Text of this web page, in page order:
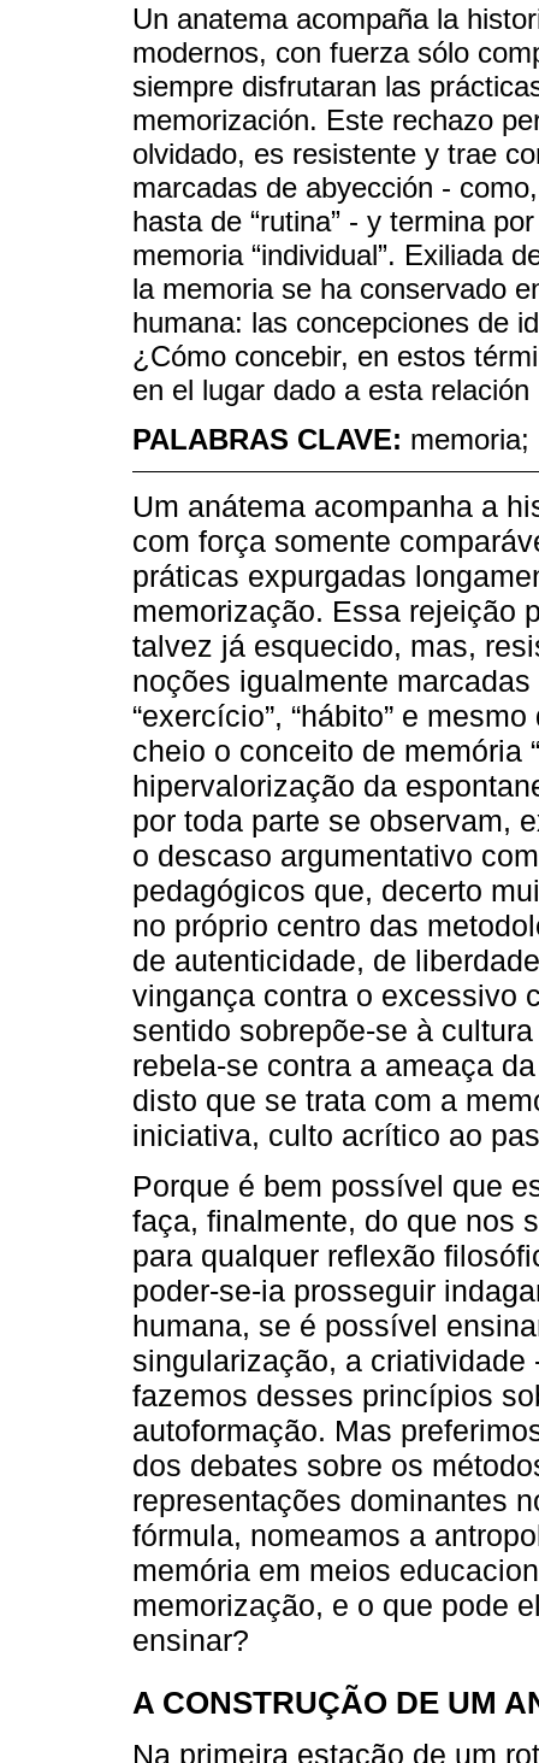
Un anatema acompaña la
modernos, con fuerza sólo
siempre disfrutaran las
memorización. Este rechazo
olvidado, es resistente y trae
marcadas de abyección -
hasta de “rutina” - y termina
memoria “individual”. Exiliada
la memoria se ha conservado
humana: las concepciones de
¿Cómo concebir, en estos
en el lugar dado a esta
PALABRAS CLAVE: memoria;
Um anátema acompanha a
com força somente
práticas expurgadas
memorização. Essa rejeição
talvez já esquecido, mas,
noções igualmente
“exercício”, “hábito” e
cheio o conceito de memória
hipervalorização da
por toda parte se observam,
o descaso argumentativo
pedagógicos que, decerto
no próprio centro das
de autenticidade, de
vingança contra o excessivo
sentido sobrepõe-se à
rebela-se contra a ameaça
disto que se trata com a
iniciativa, culto acrítico ao
Porque é bem possível que
faça, finalmente, do que nos
para qualquer reflexão
poder-se-ia prosseguir
humana, se é possível
singularização, a
fazemos desses princípios
autoformação. Mas
dos debates sobre os
representações dominantes
fórmula, nomeamos a
memória em meios
memorização, e o que pode
ensinar?
A CONSTRUÇÃO DE UM
Na primeira estação de um